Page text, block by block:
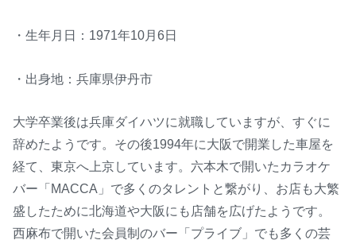
・生年月日：1971年10月6日
・出身地：兵庫県伊丹市
大学卒業後は兵庫ダイハツに就職していますが、すぐに
辞めたようです。その後1994年に大阪で開業した車屋を
経て、東京へ上京しています。六本木で開いたカラオケ
バー「MACCA」で多くのタレントと繋がり、お店も大繁
盛したために北海道や大阪にも店舗を広げたようです。
西麻布で開いた会員制のバー「プライブ」でも多くの芸